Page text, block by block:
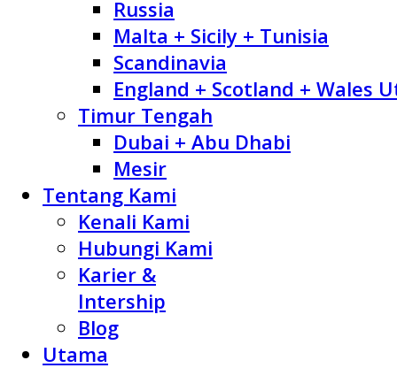
Russia
Malta + Sicily + Tunisia
Scandinavia
England + Scotland + Wales
Timur Tengah
Dubai + Abu Dhabi
Mesir
Tentang Kami
Kenali Kami
Hubungi Kami
Karier &
Intership
Blog
Utama